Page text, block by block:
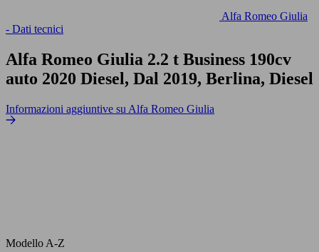
Alfa Romeo Giulia
- Dati tecnici
Alfa Romeo Giulia 2.2 t Business 190cv
auto 2020 Diesel, Dal 2019, Berlina, Diesel
Informazioni aggiuntive su Alfa Romeo Giulia
Modello A-Z